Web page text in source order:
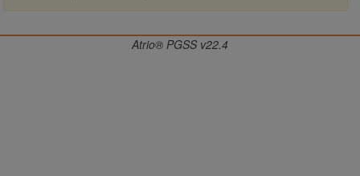
Atrio® PGSS v22.4